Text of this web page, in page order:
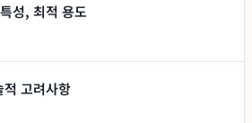
성, 최적 용도
고려사항